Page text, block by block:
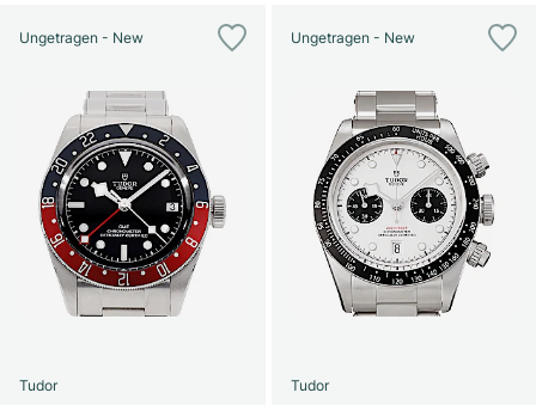
Ungetragen - New
Tudor
Ungetragen - New
Tudor